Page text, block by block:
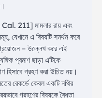
Cal. 211] মামলার রায় এবং
যেখানে এ বিষয়টি সমর্থন করে
প্রয়োজন – উল্লেখ করে এই
প্রমাণ ছাড়া এটিকে
হিসাবে গ্রহণ করা উচিত নয়।
রেকর্ডে কেবল একটি নথির
গ্রহণের বিষয়কে বৈধতা